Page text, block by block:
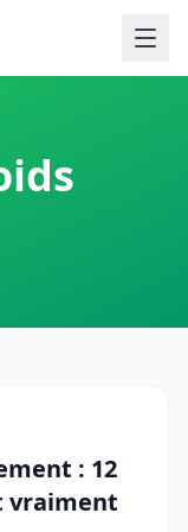
: 12
vraiment